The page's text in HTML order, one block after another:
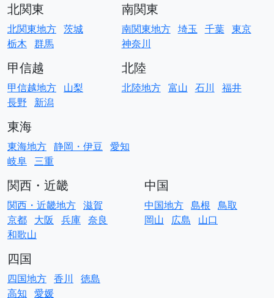
北関東
北関東地方 茨城
栃木 群馬
南関東
南関東地方 埼玉 千葉 東京
神奈川
甲信越
甲信越地方 山梨
長野
新潟
北陸
北陸地方 富山 石川 福井
東海
東海地方 静岡・伊豆 愛知
岐阜 三重
関西・近畿
関西・近畿地方 滋賀
京都 大阪 兵庫 奈良
和歌山
中国
中国地方 島根 鳥取
岡山
広島 山口
四国
四国地方 香川
徳島
高知 愛媛